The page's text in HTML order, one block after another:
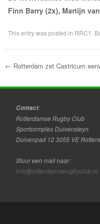
Finn Barry (2x), Martijn
This entry was posted in RRC1 .
Post
← Rotterdam zet Castricum
Contact:
Rotterdamse Rugby Club
Sportcomplex Duivensteyn
Duivenpad 12 3055 VE
Stuur een mail naar:
info@rotterdamserugbyclub.nl